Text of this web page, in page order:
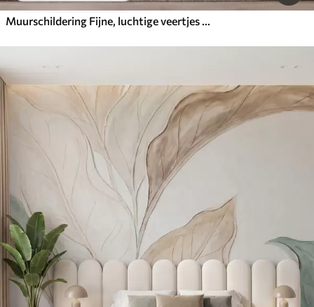
Muurschildering Fijne, luchtige veertjes in een perzikroze waas met een glans